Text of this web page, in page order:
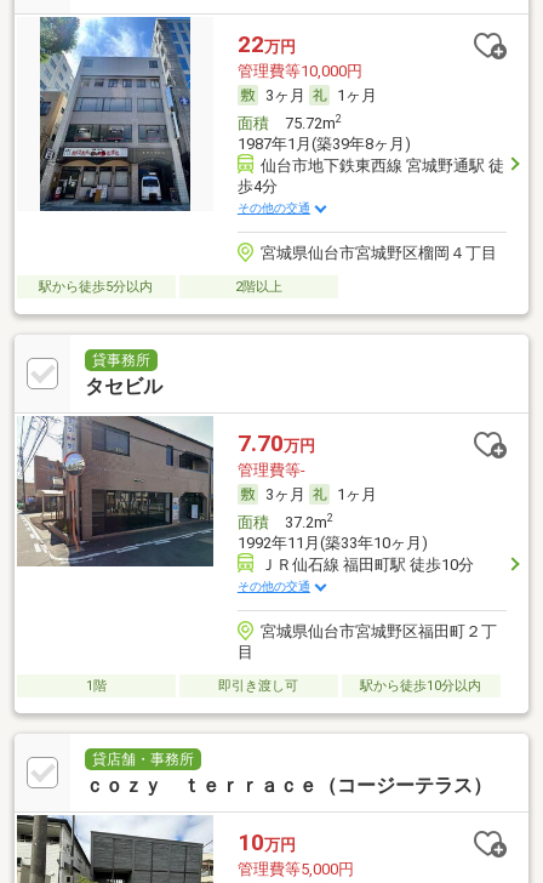
22万円
管理費等10,000円
3ヶ月
1ヶ月
面積75.72m2
1987年1月(築39年8ヶ月)
仙台市地下鉄東西線 宮城野通駅 徒
歩4分
その他の交通
宮城県仙台市宮城野区榴岡４丁目
駅から徒歩5分以内 2階以上
貸事務所
タセビル
7.70万円
管理費等-
3ヶ月
1ヶ月
面積37.2m2
1992年11月(築33年10ヶ月)
ＪＲ仙石線 福田町駅 徒歩10分
その他の交通
宮城県仙台市宮城野区福田町２丁
目
1階 即引き渡し可 駅から徒歩10分以内
貸店舗・事務所
ｃｏｚｙ ｔｅｒｒａｃｅ（コージーテラス）
10万円
管理費等5,000円